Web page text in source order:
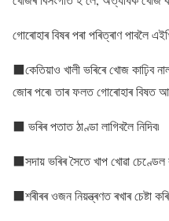
গোৰোহাৰ বিষৰ পৰা পৰিত্ৰাণ পাবলৈ
⬛কেতিয়াও খালী ভৰিৰে খোজ কাঢ়িব
জোৰ পৰে৷ তাৰ ফলত গোৰোহাৰ বিষত
⬛ ভৰিৰ পতাত ঠাণ্ডা লাগিবলৈ নিদিব৷
⬛সদায় ভৰিৰ সৈতে খাপ খোৱা চেণ্ডেল
⬛শৰীৰৰ ওজন নিয়ন্ত্ৰণত ৰখাৰ চেষ্টা